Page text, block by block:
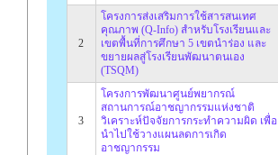
2
โครงการส่งเสริมการใช้สารสนเทศ
คุณภาพ (Q-Info) สำหรับโรงเรียนและ
เขตพื้นที่การศึกษา 5 เขตนำร่อง และ
ขยายผลสู่โรงเรียนพัฒนาตนเอง
(TSQM)
3
โครงการพัฒนาศูนย์พยากรณ์
สถานการณ์อาชญากรรมแห่งชาติ
วิเคราะห์ปัจจัยการกระทำความผิด เพื่อ
นำไปใช้วางแผนลดการเกิด
อาชญากรรม